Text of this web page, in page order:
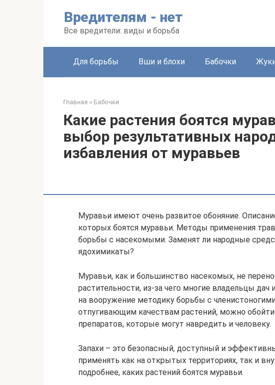
Вредителям - нет
Все вредители: виды и борьба
Для борьбы Вши и блохи Бабочки
Главная » Бабочки
Какие растения боятся
выбор результативных
избавления от муравьев
Муравьи имеют очень развитое обоняние.
которых боятся муравьи. Методы применения
борьбы с насекомыми. Заменят ли народные
ядохимикаты?
Муравьи, как и большинство насекомых, не
растительности, из-за чего многие владельцы дач
на вооружение методику борьбы с
отпугивающим качествам растений, можно
препаратов, которые могут навредить и человеку.
Запахи – это безопасный, доступный и
применять как на открытых территориях, так и
подробнее, каких растений боятся муравьи.